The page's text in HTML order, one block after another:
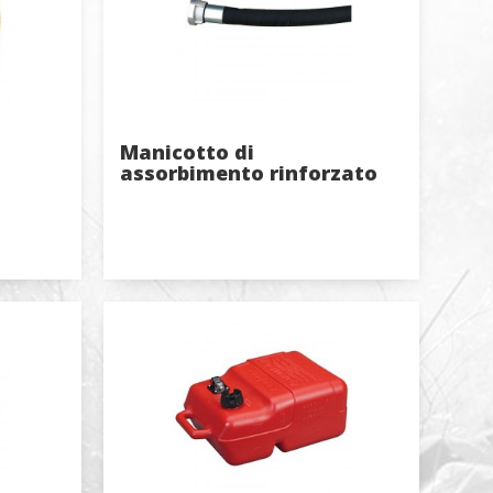
Manicotto di
assorbimento rinforzato
al
utenti
per
i
di
e